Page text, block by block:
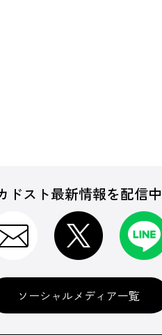
ドスト最新情報を配信中
ソーシャルメディア一覧